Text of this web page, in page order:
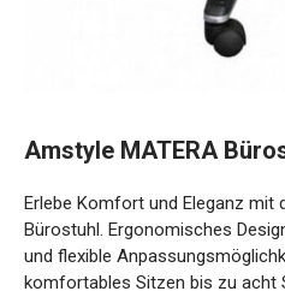
Amstyle MATERA
Erlebe Komfort und Eleganz mit
Bürostuhl. Ergonomisches
und flexible
komfortables Sitzen bis zu acht